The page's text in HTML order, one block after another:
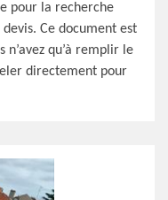
pour la recherche
Ce document est
n’avez qu’à remplir le
directement pour